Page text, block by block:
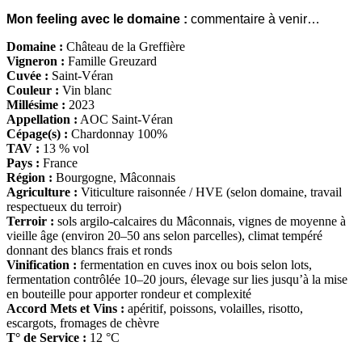
Mon feeling avec le domaine : commentaire à venir…
Domaine : Château de la Greffière
Vigneron : Famille Greuzard
Cuvée : Saint-Véran
Couleur : Vin blanc
Millésime : 2023
Appellation : AOC Saint-Véran
Cépage(s) : Chardonnay 100%
TAV : 13 % vol
Pays : France
Région : Bourgogne, Mâconnais
Agriculture : Viticulture raisonnée / HVE (selon domaine, travail
respectueux du terroir)
Terroir : sols argilo-calcaires du Mâconnais, vignes de moyenne à
vieille âge (environ 20–50 ans selon parcelles), climat tempéré
donnant des blancs frais et ronds
Vinification : fermentation en cuves inox ou bois selon lots,
fermentation contrôlée 10–20 jours, élevage sur lies jusqu’à la mise
en bouteille pour apporter rondeur et complexité
Accord Mets et Vins : apéritif, poissons, volailles, risotto,
escargots, fromages de chèvre
T° de Service : 12 °C